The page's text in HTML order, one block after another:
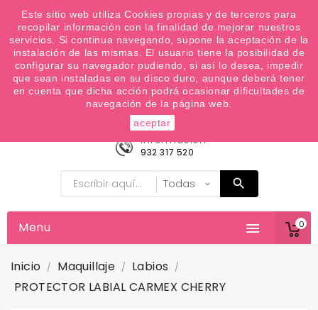
¿Quiere conocer las próximas ofertas del fin de
semana? Apúntate a nuestra Newsletter
Favoritos (0)

0
Información
932 317 520

Menu
Inicio Maquillaje
Labios
PROTECTOR LABIAL CARMEX CHERRY
Este sitio web utiliza Cookies propias y de terceros para
recopilar información con la finalidad de mejorar nuestros
servicios. Si continua navegando, supone la aceptación de la
instalación de las mismas. El usuario tiene la posibilidad de
configurar su navegador pudiendo, si así lo desea, impedir
que sean instaladas en su disco duro, aunque deberá tener
en cuenta que dicha acción podrá ocasionar dificultades de
navegación de la página web.
aceptar